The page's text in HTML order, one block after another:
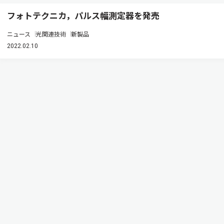
フォトテクニカ，パルス幅測定器を発売
ニュース 光関連技術 新製品
2022.02.10